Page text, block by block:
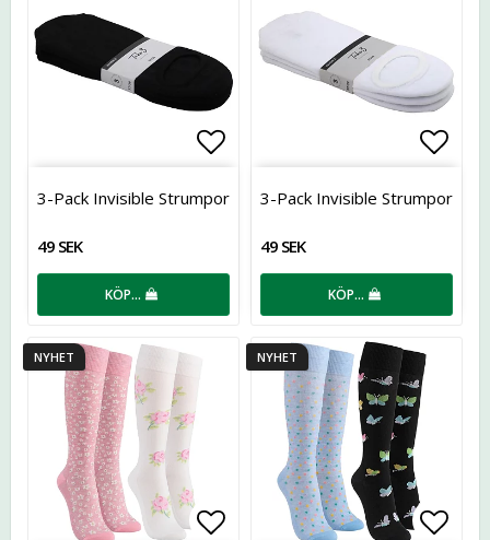
Lägg till i favoritlistan
3-Pack Invisible Strumpor
49 SEK
KÖP…
3-Pack Invisible Strumpor
49 SEK
KÖP…
NYHET NYHET